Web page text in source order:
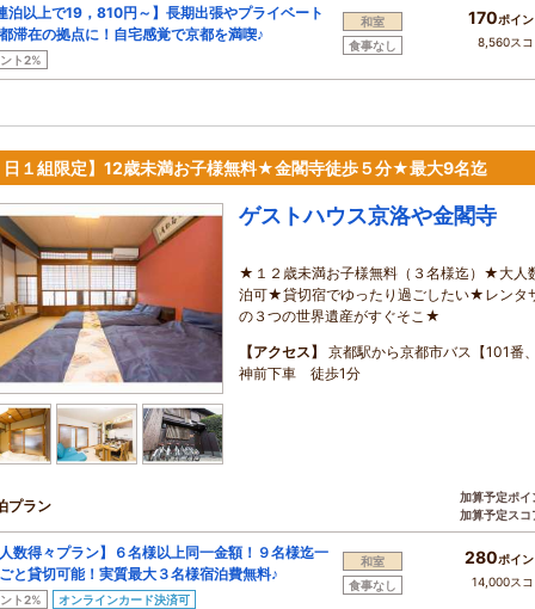
泊以上で19，810円～】長期出張やプライベート
滞在の拠点に！自宅感覚で京都を満喫♪
ト2%
和室
食事なし
170ポイ
8,560ス
日１組限定】12歳未満お子様無料★金閣寺徒歩５分★最大9名迄
ゲストハウス京洛や金閣寺
★１２歳未満お子様無料（３名様迄）★大人
泊可★貸切宿でゆったり過ごしたい★レンタ
の３つの世界遺産がすぐそこ★
【アクセス】
京都駅から京都市バス【101
神前下車 徒歩1分
プラン
加算予定ポイ
加算予定スコ
数得々プラン】６名様以上同一金額！９名様迄一
と貸切可能！実質最大３名様宿泊費無料♪
ト2% オンラインカード決済可
和室
食事なし
280ポイ
14,000ス